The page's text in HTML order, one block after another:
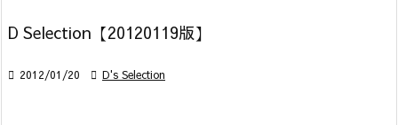
D Selection【20120119版】
 2012/01/20  D's Selection